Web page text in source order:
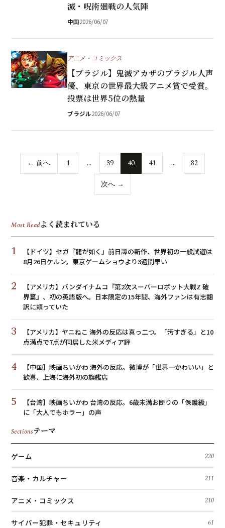
滅・呪術廻戦の人気陣
中国2026/06/07
アニメ・コミックス
【ブラジル】鬼滅アカザのブラジル人声
優、東京の世界最大級アニメ賞で受賞。
投票は世界5位の熱量
ブラジル2026/06/07
← 前へ 1 … 39 40 41 …
82
次へ →
Most Readよく読まれている
1
【ドイツ】セガ『龍が如く』前日譚の新作、世界初の一般試遊は
8月26日ケルン。東京ゲームショウより3週間早い
2
【アメリカ】バンダイナムコ『第2次スーパーロボット大戦Z 破
界篇』、初の英語版へ。日本限定の15年間、海外ファンは有志翻
訳に頼っていた
3
【アメリカ】ヤニねこ 海外の反応は真っ二つ。「汚すぎる」と10
点満点で7点が同居した米メディア評
4
【中国】映画ちいかわ 海外の反応。微博が「世界一かわいい」と
歓喜、上海に海外初の旗艦店
5
【台湾】映画ちいかわ 台湾の反応。6歳未満お断りの「保護級」
に「大人でもホラー」の声
Sectionsテーマ
ゲーム 220
音楽・カルチャー 211
アニメ・コミックス 210
サイバー犯罪・セキュリティ 61